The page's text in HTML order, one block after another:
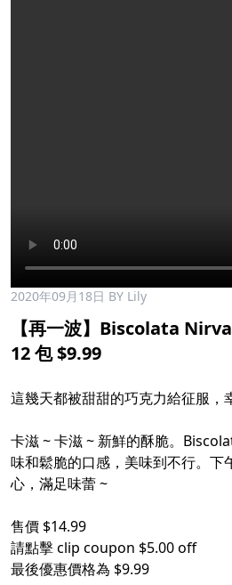
2020年09月18日 BY Lily
【再一波】Biscolata
12 包 $9.99
這幾天都被甜甜的巧克力給征服，
卡滋 ~ 卡滋 ~ 新鮮的酥脆。
味和鬆脆的口感，美味到不行。下
心，滿足味蕾 ~
售價 $14.99
請點擊 clip coupon $5.00 off
最後優惠價格為 $9.99